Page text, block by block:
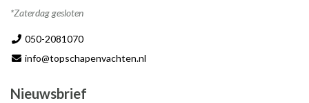
*Zaterdag gesloten
050-2081070
info@topschapenvachten.nl
Nieuwsbrief